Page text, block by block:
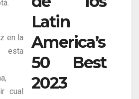
en la
esta
cual
Latin
America’s
50 Best
2023